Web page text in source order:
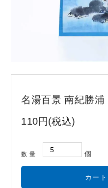
お問
名湯百景 南紀勝浦
110円(税込)
数量 個